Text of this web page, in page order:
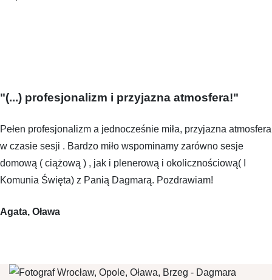
"(...) profesjonalizm i przyjazna atmosfera!"
Pełen profesjonalizm a jednocześnie miła, przyjazna atmosfera
w czasie sesji . Bardzo miło wspominamy zarówno sesje
domową ( ciążową ) , jak i plenerową i okolicznościową( I
Komunia Święta) z Panią Dagmarą. Pozdrawiam!
Agata, Oława